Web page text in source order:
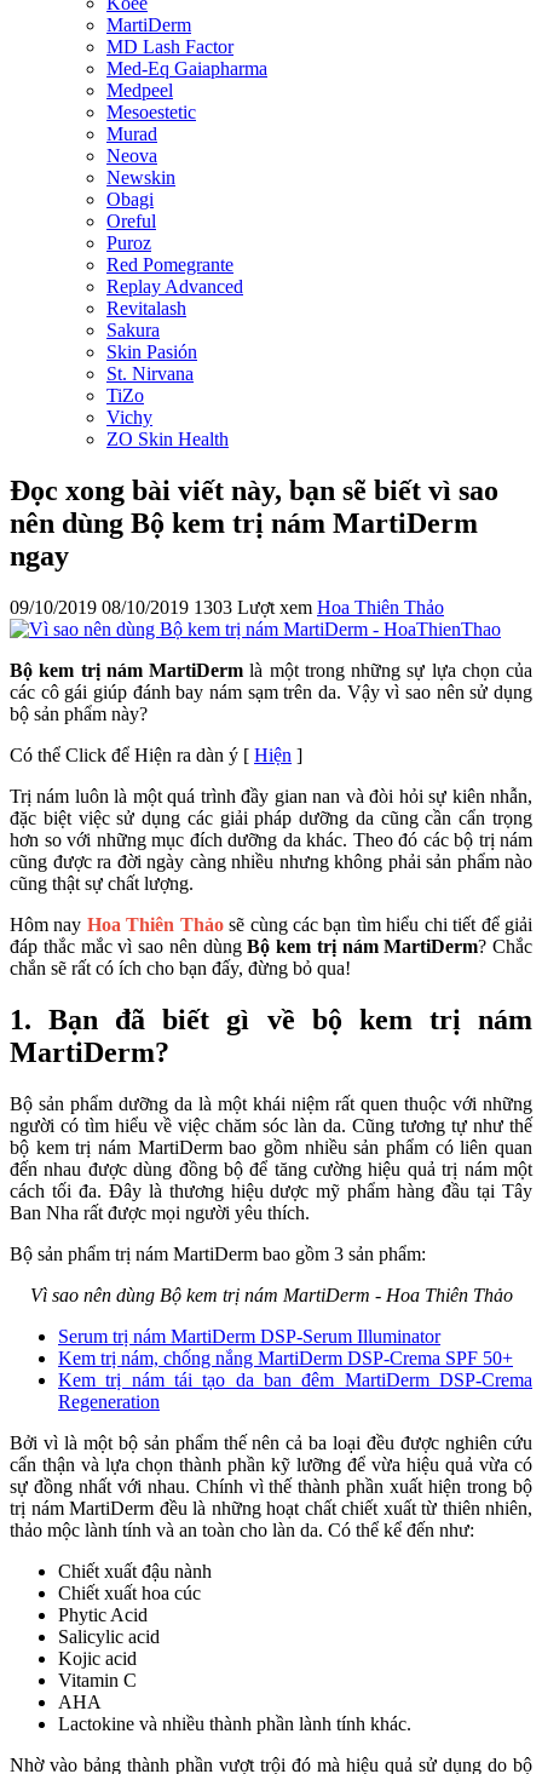
MartiDerm
MD Lash Factor
Med-Eq Gaiapharma
Medpeel
Mesoestetic
Murad
Neova
Newskin
Obagi
Oreful
Puroz
Red Pomegrante
Replay Advanced
Revitalash
Sakura
Skin Pasión
St. Nirvana
TiZo
Vichy
ZO Skin Health
Đọc xong bài viết này, bạn sẽ biết vì sao
nên dùng Bộ kem trị nám MartiDerm
ngay
09/10/2019 08/10/2019 1303 Lượt xem Hoa Thiên Thảo
Bộ kem trị nám MartiDerm là một trong những sự lựa chọn của
các cô gái giúp đánh bay nám sạm trên da. Vậy vì sao nên sử dụng
bộ sản phẩm này?
Có thể Click để Hiện ra dàn ý [ Hiện ]
Trị nám luôn là một quá trình đầy gian nan và đòi hỏi sự kiên nhẫn,
đặc biệt việc sử dụng các giải pháp dưỡng da cũng cần cẩn trọng
hơn so với những mục đích dưỡng da khác. Theo đó các bộ trị nám
cũng được ra đời ngày càng nhiều nhưng không phải sản phẩm nào
cũng thật sự chất lượng.
Hôm nay Hoa Thiên Thảosẽ cùng các bạn tìm hiểu chi tiết để giải
đáp thắc mắc vì sao nên dùngBộ kem trị nám MartiDerm? Chắc
chắn sẽ rất có ích cho bạn đấy, đừng bỏ qua!
1. Bạn đã biết gì về bộ kem trị nám
MartiDerm?
Bộ sản phẩm dưỡng da là một khái niệm rất quen thuộc với những
người có tìm hiểu về việc chăm sóc làn da. Cũng tương tự như thế
bộ kem trị nám MartiDerm bao gồm nhiều sản phẩm có liên quan
đến nhau được dùng đồng bộ để tăng cường hiệu quả trị nám một
cách tối đa. Đây là thương hiệu dược mỹ phẩm hàng đầu tại Tây
Ban Nha rất được mọi người yêu thích.
Bộ sản phẩm trị nám MartiDerm bao gồm 3 sản phẩm:
Vì sao nên dùng Bộ kem trị nám MartiDerm - Hoa Thiên Thảo
Serum trị nám MartiDerm DSP-Serum Illuminator
Kem trị nám, chống nắng MartiDerm DSP-Crema SPF 50+
Kem trị nám tái tạo da ban đêm MartiDerm DSP-Crema
Regeneration
Bởi vì là một bộ sản phẩm thế nên cả ba loại đều được nghiên cứu
cẩn thận và lựa chọn thành phần kỹ lưỡng để vừa hiệu quả vừa có
sự đồng nhất với nhau. Chính vì thế thành phần xuất hiện trong bộ
trị nám MartiDerm đều là những hoạt chất chiết xuất từ thiên nhiên,
thảo mộc lành tính và an toàn cho làn da. Có thể kể đến như:
Chiết xuất đậu nành
Chiết xuất hoa cúc
Phytic Acid
Salicylic acid
Kojic acid
Vitamin C
AHA
Lactokine và nhiều thành phần lành tính khác.
Nhờ vào bảng thành phần vượt trội đó mà hiệu quả sử dụng do bộ